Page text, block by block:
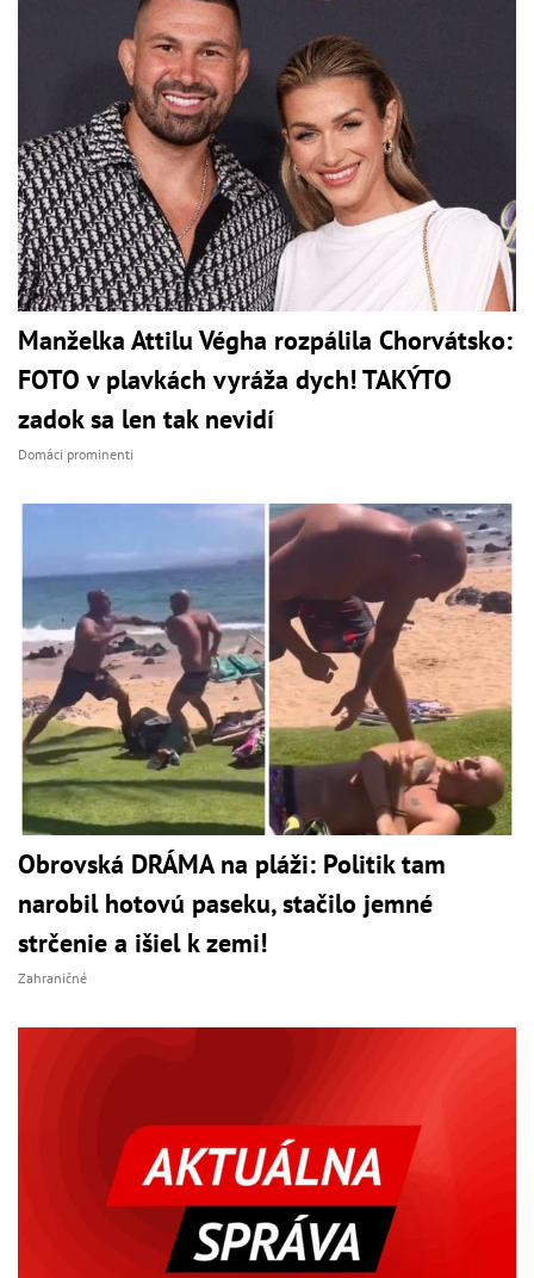
Manželka Attilu Végha rozpálila Chorvátsko:
FOTO v plavkách vyráža dych! TAKÝTO
zadok sa len tak nevidí
Domáci prominenti
Obrovská DRÁMA na pláži: Politik tam
narobil hotovú paseku, stačilo jemné
strčenie a išiel k zemi!
Zahraničné